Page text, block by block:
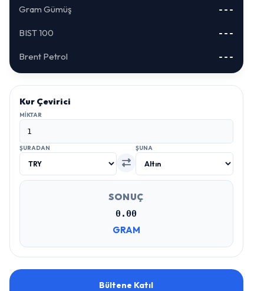
Gram Gümüş ---
BIST 100 ---
Brent Petrol ---
Kur Çevirici
MIKTAR
ŞURADAN ŞUNA
SONUÇ
0.00
GRAM
Bültene Katıl